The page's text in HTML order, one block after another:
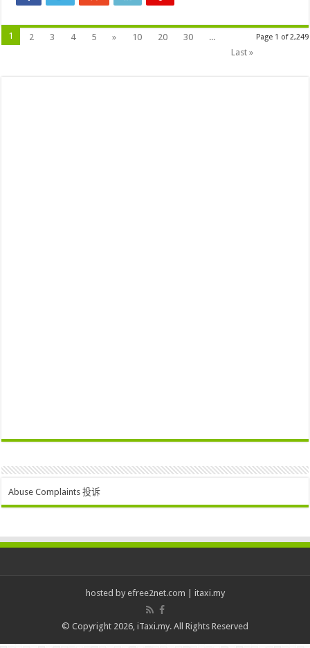
Page 1 of 2,249
1 2 3 4 5 » 10 20 30
...
Last »
Abuse Complaints 投诉
hosted by efree2net.com itaxi.my
© Copyright 2026, iTaxi.my. All Rights Reserved